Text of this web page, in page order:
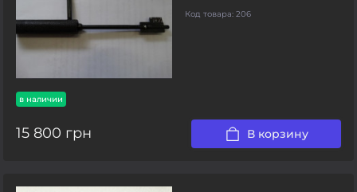
в наличии
Код товара: 206
15 800 грн В корзину